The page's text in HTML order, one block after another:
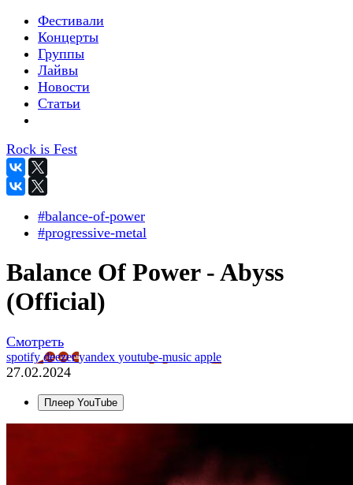
Фестивали
Концерты
Группы
Лайвы
Новости
Статьи
Rock is Fest
#balance-of-power
#progressive-metal
Balance Of Power - Abyss
(Official)
Смотреть
spotifydeezeryandex youtube-music apple
27.02.2024
Плеер YouTube